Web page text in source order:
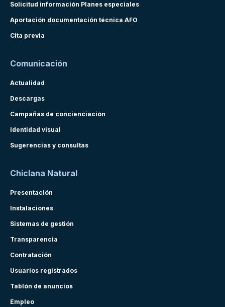
Solicitud información Planes especiales
Aportación documentación técnica AFO
Cita previa
Comunicación
Actualidad
Descargas
Campañas de concienciación
Identidad visual
Sugerencias y consultas
Chiclana Natural
Presentación
Instalaciones
Sistemas de gestión
Transparencia
Contratación
Usuarios registrados
Tablón de anuncios
Empleo